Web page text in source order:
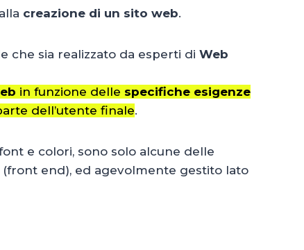
creazione di un sito web.
che sia realizzato da esperti di Web
in funzione delle specifiche esigenze
dell’utente finale.
e colori, sono solo alcune delle
end), ed agevolmente gestito lato